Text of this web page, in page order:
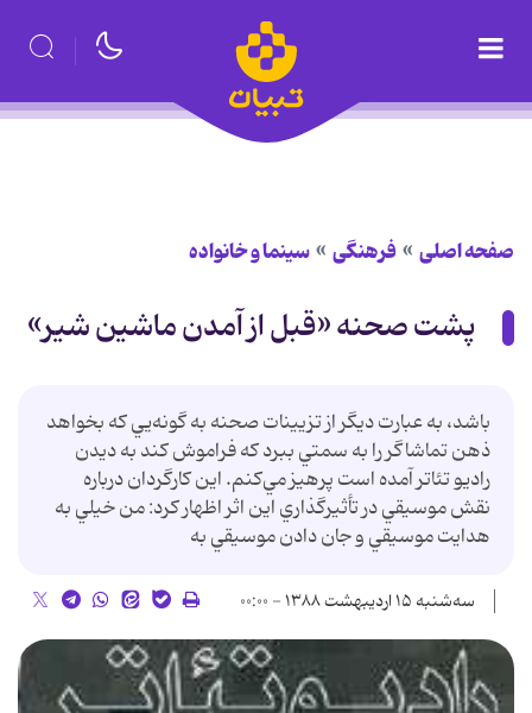
صفحه اصلی فرهنگی سینما و خانواده
پشت صحنه «قبل از آمدن ماشين شير»
باشد، به عبارت ديگر از تزيينات صحنه به گونه‌يي كه بخواهد
ذهن تماشاگر را به سمتي ببرد كه فراموش كند به ديدن
راديو تئاتر آمده است پرهيز مي‌كنم. اين كارگردان درباره
نقش موسيقي در تأثيرگذاري اين اثر اظهار كرد: من خيلي به
هدايت موسيقي و جان دادن موسيقي به
سه‌شنبه ۱۵ اردیبهشت ۱۳۸۸ - ۰۰:۰۰